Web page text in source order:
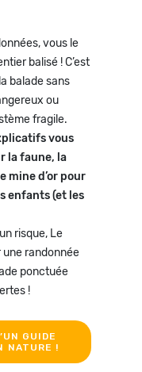
vous le
balisé ! C’est
balade sans
ou
fragile.
vous
la faune, la
mine d’or pour
enfants (et les
risque, Le
une randonnée
ponctuée
!
GUIDE
NATURE !